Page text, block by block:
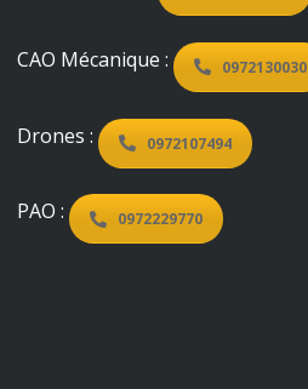
CAO Mécanique : 0972130030
Drones : 0972107494
PAO : 0972229770